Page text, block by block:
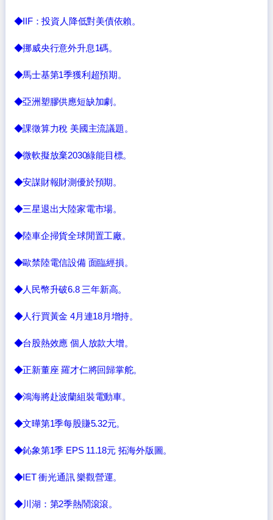
◆IIF：投資人降低對美債依賴。
◆挪威央行意外升息1碼。
◆馬士基第1季獲利超預期。
◆亞洲塑膠供應短缺加劇。
◆課徵算力稅 美國主流議題。
◆微軟擬放棄2030綠能目標。
◆安謀財報財測優於預期。
◆三星退出大陸家電市場。
◆陸車企掃貨全球閒置工廠。
◆歐禁陸電信設備 面臨經損。
◆人民幣升破6.8 三年新高。
◆人行買黃金 4月連18月增持。
◆台股熱效應 個人放款大增。
◆正新董座 羅才仁將回歸掌舵。
◆鴻海將赴波蘭組裝電動車。
◆文曄第1季每股賺5.32元。
◆鈊象第1季 EPS 11.18元 拓海外版圖。
◆IET 衝光通訊 樂觀營運。
◆川湖：第2季熱鬧滾滾。